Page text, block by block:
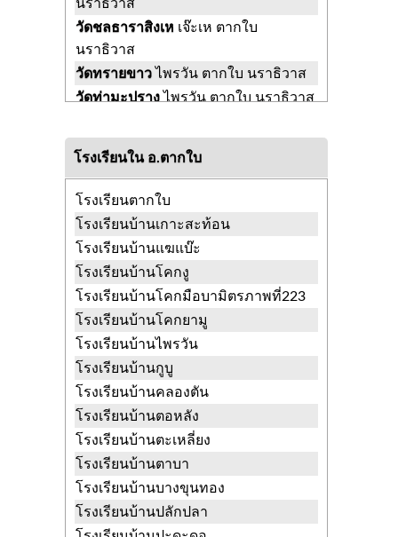
นราธิวาส
วัดชลธาราสิงเห เจ๊ะเห ตากใบ
นราธิวาส
วัดทรายขาวไพรวัน ตากใบ นราธิวาส
วัดท่ามะปรางไพรวัน ตากใบ นราธิวาส
วัดนภาราม
นราธิวาส
วัดบุณณาราม
บางขุนทอง ตากใบ
นราธิวาส
วัดปิบผลิวัน
ศาลาใหม่ ตากใบ นราธิวาส
วัดพระพุทธ
พร่อน ตากใบ นราธิวาส
วัดรัตนานุสรณ์
โรงเรียนใน อ.ตากใบ
โรงเรียนตากใบ
โรงเรียนบ้านเกาะสะท้อน
โรงเรียนบ้านแฆแบ๊ะ
โรงเรียนบ้านโคกงู
โรงเรียนบ้านโคกมือบามิตรภาพที่223
โรงเรียนบ้านโคกยามู
โรงเรียนบ้านไพรวัน
โรงเรียนบ้านกูบู
โรงเรียนบ้านคลองตัน
โรงเรียนบ้านตอหลัง
โรงเรียนบ้านตะเหลี่ยง
โรงเรียนบ้านตาบา
โรงเรียนบ้านบางขุนทอง
โรงเรียนบ้านปลักปลา